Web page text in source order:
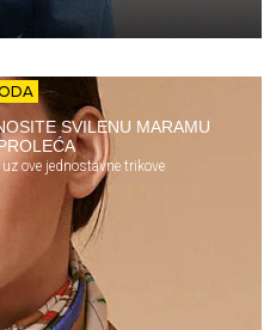
SVILENU MARAMU
ove jednostavne trikove